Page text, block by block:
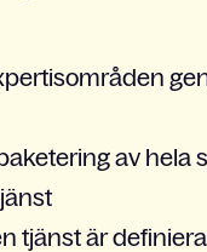
av hela
tjänst är